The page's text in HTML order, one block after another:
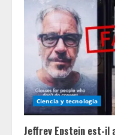
Ciencia y tecnologia
Jeffrey Epstein est-il